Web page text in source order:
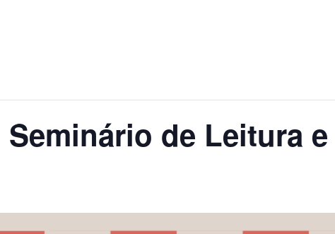
de Leitura